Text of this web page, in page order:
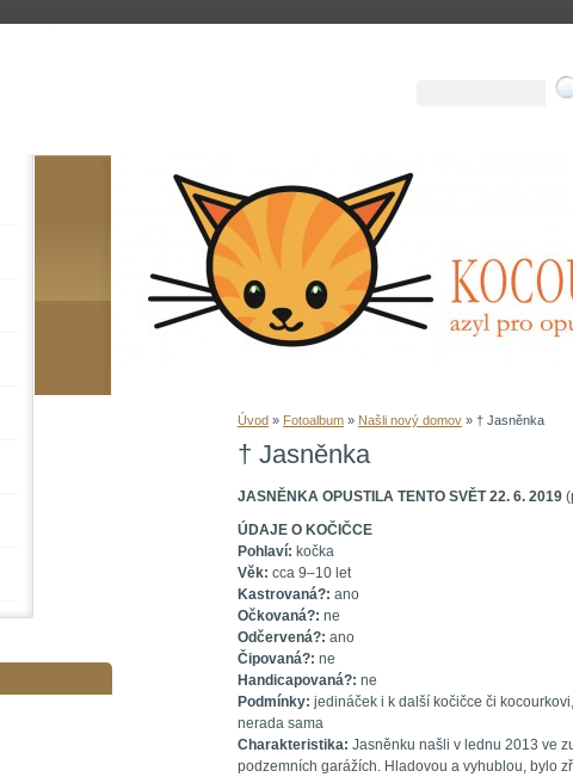
Úvod » Fotoalbum » Našli nový domov » † Jasněnka
† Jasněnka
JASNĚNKA OPUSTILA TENTO SVĚT 22. 6. 2019
ÚDAJE O KOČIČCE
Pohlaví: kočka
Věk: cca 9–10 let
Kastrovaná?: ano
Očkovaná?: ne
Odčervená?: ano
Čipovaná?: ne
Handicapovaná?: ne
Podmínky: jedináček i k další kočičce či
nerada sama
Charakteristika: Jasněnku našli v lednu 2013 ve
podzemních garážích. Hladovou a vyhublou, bylo